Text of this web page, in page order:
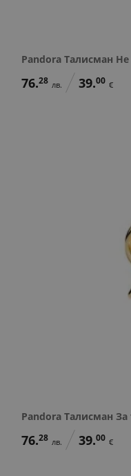
Pandora Талисман
76.28 лв. 39.00 €
Pandora Талисман За
76.28 лв. 39.00 €